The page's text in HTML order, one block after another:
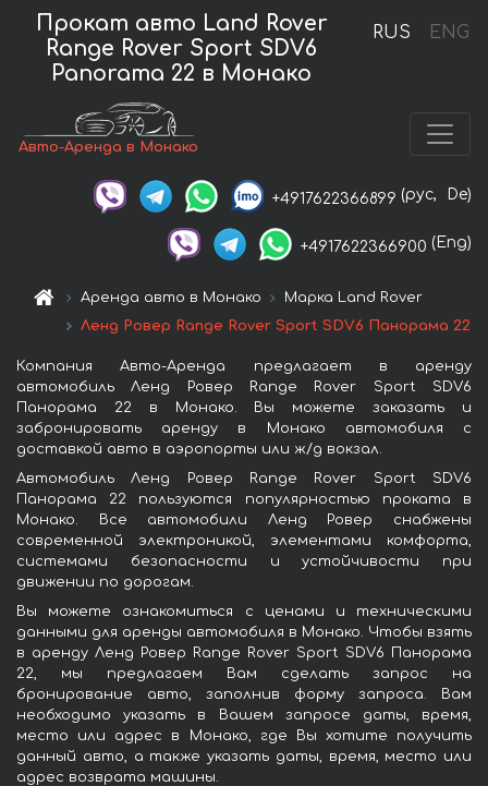
RUS ENG
Прокат авто Land Rover
Range Rover Sport SDV6
Panorama 22 в Монако
Авто-Аренда в Монако
+4917622366899 (рус, De)
+4917622366900 (Eng)
Аренда авто в Монако
Марка Land Rover
Ленд Ровер Range Rover Sport SDV6 Панорама 22
Компания Авто-Аренда предлагает в аренду
автомобиль Ленд Ровер Range Rover Sport SDV6
Панорама 22 в Монако. Вы можете заказать и
забронировать аренду в Монако автомобиля с
доставкой авто в аэропорты или ж/д вокзал.
Автомобиль Ленд Ровер Range Rover Sport SDV6
Панорама 22 пользуются популярностью проката в
Монако. Все автомобили Ленд Ровер снабжены
современной электроникой, элементами комфорта,
системами безопасности и устойчивости при
движении по дорогам.
Вы можете ознакомиться с ценами и техническими
данными для аренды автомобиля в Монако. Чтобы взять
в аренду Ленд Ровер Range Rover Sport SDV6 Панорама
22, мы предлагаем Вам сделать запрос на
бронирование авто, заполнив форму запроса. Вам
необходимо указать в Вашем запросе даты, время,
место или адрес в Монако, где Вы хотите получить
данный авто, а также указать даты, время, место или
адрес возврата машины.